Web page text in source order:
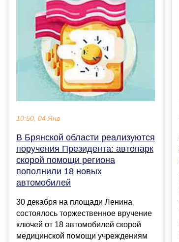
10:50, 04 Янв
В Брянской области реализуются
поручения Президента: автопарк
скорой помощи региона
пополнили 18 новых
автомобилей
30 декабря на площади Ленина
состоялось торжественное вручение
ключей от 18 автомобилей скорой
медицинской помощи учреждениям